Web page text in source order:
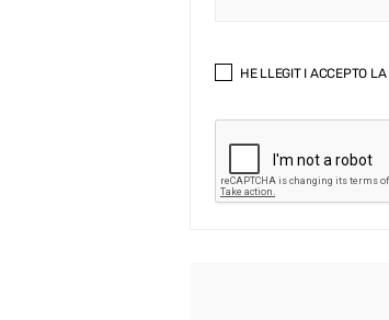
HE LLEGIT I ACCEPTO LA